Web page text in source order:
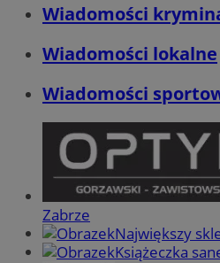
Wiadomości
Wiadomości lokalne
Wiadomości
Zabrze
Największy
Książeczka